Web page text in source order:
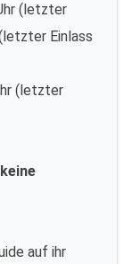
(letzter
Einlass
(letzter
auf ihr